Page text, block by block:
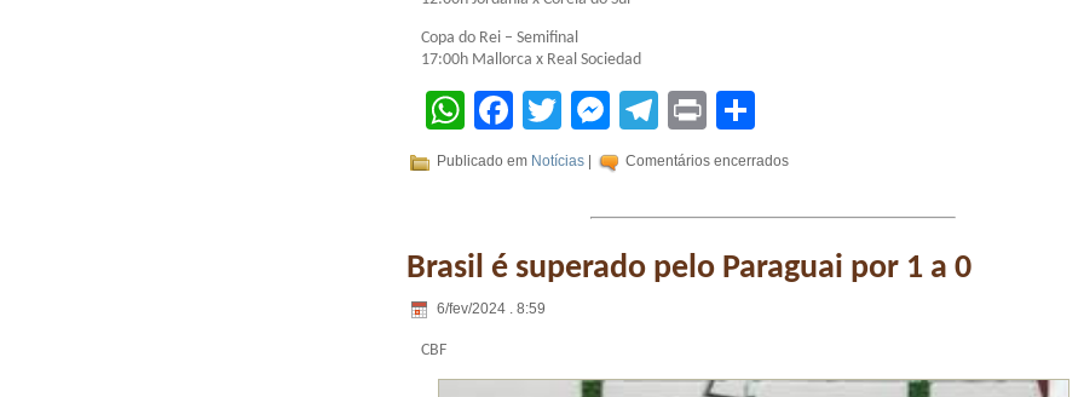
Copa do Rei – Semifinal
17:00h Mallorca x Real Sociedad
WhatsApp
Facebook
TwitterMessenger
Telegram
Print
Publicado em Notícias Comentários encerrados
Brasil é superado pelo Paraguai por 1 a 0
6/fev/2024 . 8:59
CBF